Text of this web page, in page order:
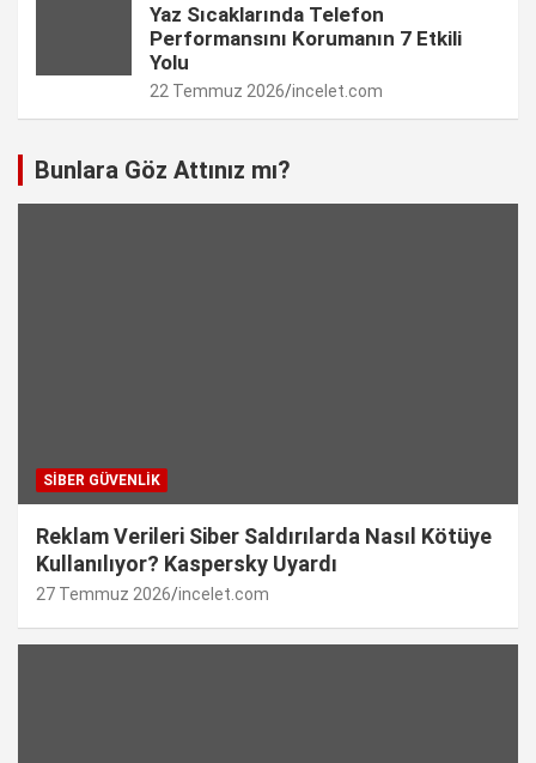
Yaz Sıcaklarında Telefon
Performansını Korumanın 7 Etkili
Yolu
22 Temmuz 2026 incelet.com
Bunlara Göz Attınız mı?
SIBER GÜVENLIK
Reklam Verileri Siber Saldırılarda Nasıl Kötüye
Kullanılıyor? Kaspersky Uyardı
27 Temmuz 2026 incelet.com